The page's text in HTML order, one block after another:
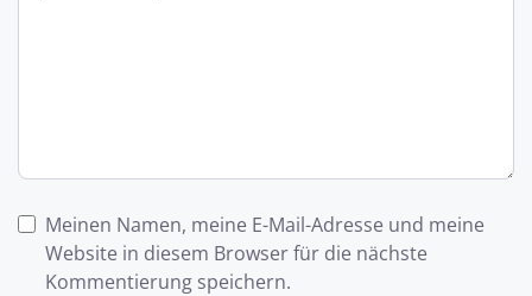
Meinen Namen, meine E-Mail-Adresse und meine
Website in diesem Browser für die nächste
Kommentierung speichern.